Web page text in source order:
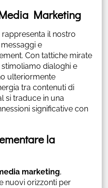
Marketing
rappresenta il nostro
e
Con tattiche mirate
dialoghi e
ulteriormente
tra contenuti di
si traduce in una
significative con
la
marketing,
nuovi orizzonti per